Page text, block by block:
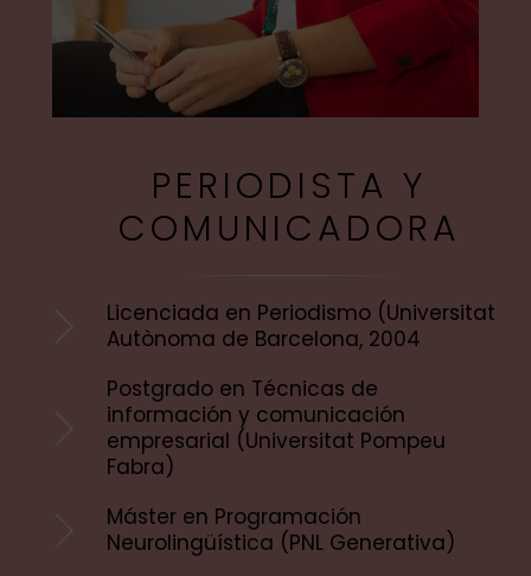
PERIODISTA Y
COMUNICADORA
Licenciada en Periodismo (Universitat
Autònoma de Barcelona, 2004
Postgrado en Técnicas de
información y comunicación
empresarial (Universitat Pompeu
Fabra)
Máster en Programación
Neurolingüística (PNL Generativa)